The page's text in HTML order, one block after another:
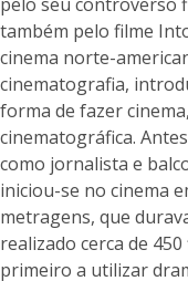
também pelo filme
cinema norte-
cinematografia,
forma de fazer
cinematográfica.
como jornalista e
iniciou-se no cinema
metragens, que
realizado cerca de
primeiro a utilizar